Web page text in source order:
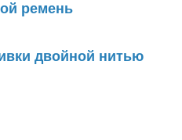
ремень
двойной нитью